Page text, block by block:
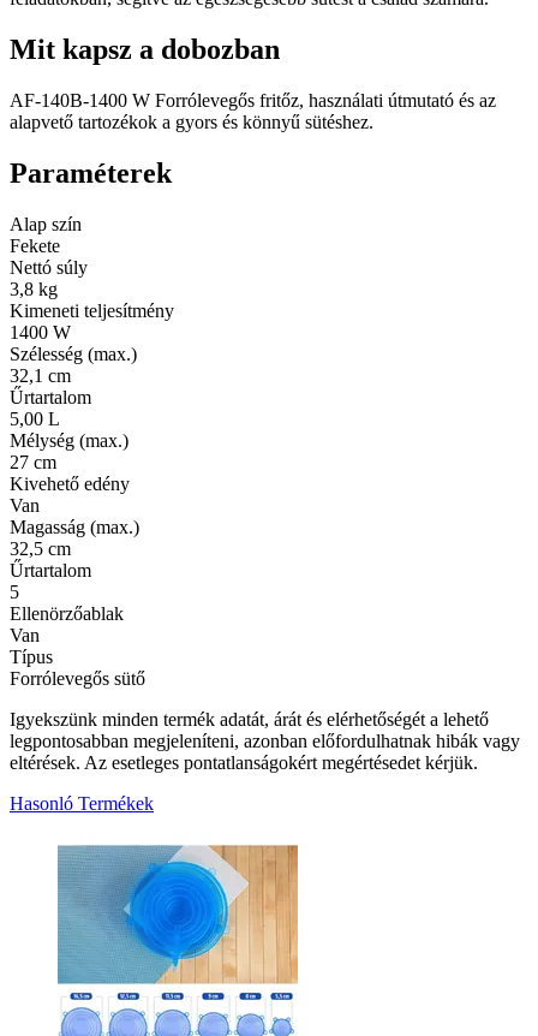
Mit kapsz a dobozban
AF-140B-1400 W Forrólevegős fritőz, használati útmutató és az
alapvető tartozékok a gyors és könnyű sütéshez.
Paraméterek
Alap szín
Fekete
Nettó súly
3,8 kg
Kimeneti teljesítmény
1400 W
Szélesség (max.)
32,1 cm
Űrtartalom
5,00 L
Mélység (max.)
27 cm
Kivehető edény
Van
Magasság (max.)
32,5 cm
Űrtartalom
5
Ellenörzőablak
Van
Típus
Forrólevegős sütő
Igyekszünk minden termék adatát, árát és elérhetőségét a lehető
legpontosabban megjeleníteni, azonban előfordulhatnak hibák vagy
eltérések. Az esetleges pontatlanságokért megértésedet kérjük.
Hasonló Termékek